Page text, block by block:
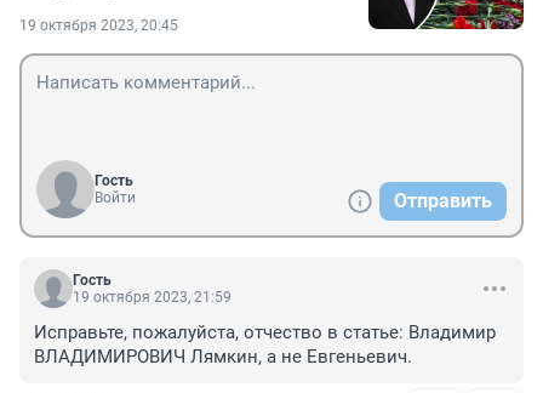
19 октября 2023, 20:45
Гость
Войти
Отправить
Гость
19 октября 2023, 21:59
Исправьте, пожалуйста, отчество в статье: Владимир
ВЛАДИМИРОВИЧ Лямкин, а не Евгеньевич.